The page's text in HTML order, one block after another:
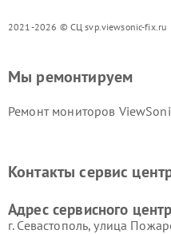
2021-2026 © СЦ svp.viewsonic-fix.ru
Мы ремонтируем
Ремонт мониторов
Контакты сервис
Адрес сервисного
г. Севастополь, улица